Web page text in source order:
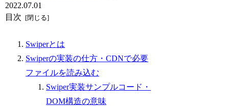
2022.07.01
目次
Swiperとは
Swiperの実装の仕方・CDNで必要
ファイルを読み込む
Swiper実装サンプルコード・
DOM構造の意味